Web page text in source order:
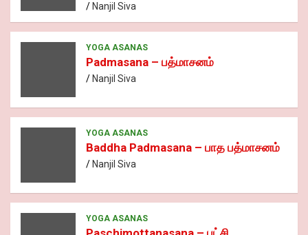
Nanjil Siva
YOGA ASANAS
Padmasana – பத்மாசனம்
Nanjil Siva
YOGA ASANAS
Baddha Padmasana – பாத பத்மாசனம்
Nanjil Siva
YOGA ASANAS